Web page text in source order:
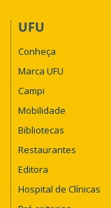
UFU
Conheça
Marca UFU
Campi
Mobilidade
Bibliotecas
Restaurantes
Editora
Hospital de Clínicas